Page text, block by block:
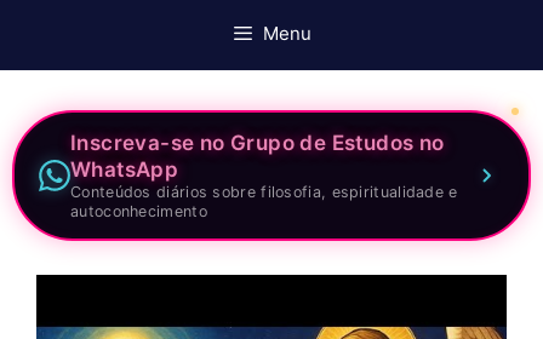
Menu
Inscreva-se no Grupo de Estudos no
WhatsApp
Conteúdos diários sobre filosofia, espiritualidade e
autoconhecimento